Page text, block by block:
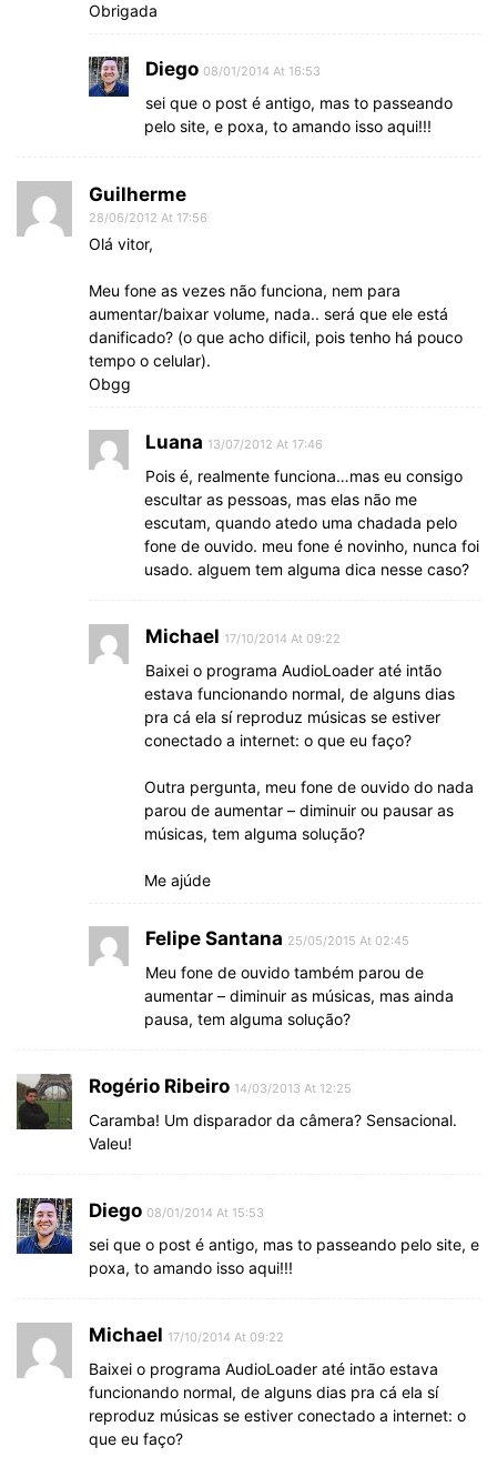
Obrigada
Diego 08/01/2014 At 16:53
sei que o post é antigo, mas to passeando
pelo site, e poxa, to amando isso aqui!!!
Guilherme
28/06/2012 At 17:56
Olá vitor,
Meu fone as vezes não funciona, nem para
aumentar/baixar volume, nada.. será que ele está
danificado? (o que acho dificil, pois tenho há pouco
tempo o celular).
Obgg
Luana 13/07/2012 At 17:46
Pois é, realmente funciona…mas eu consigo
escultar as pessoas, mas elas não me
escutam, quando atedo uma chadada pelo
fone de ouvido. meu fone é novinho, nunca foi
usado. alguem tem alguma dica nesse caso?
Michael 17/10/2014 At 09:22
Baixei o programa AudioLoader até intão
estava funcionando normal, de alguns dias
pra cá ela sí reproduz músicas se estiver
conectado a internet: o que eu faço?
Outra pergunta, meu fone de ouvido do nada
parou de aumentar – diminuir ou pausar as
músicas, tem alguma solução?
Me ajúde
Felipe Santana 25/05/2015 At 02:45
Meu fone de ouvido também parou de
aumentar – diminuir as músicas, mas ainda
pausa, tem alguma solução?
Rogério Ribeiro 14/03/2013 At 12:25
Caramba! Um disparador da câmera? Sensacional.
Valeu!
Diego 08/01/2014 At 15:53
sei que o post é antigo, mas to passeando pelo site, e
poxa, to amando isso aqui!!!
Michael 17/10/2014 At 09:22
Baixei o programa AudioLoader até intão estava
funcionando normal, de alguns dias pra cá ela sí
reproduz músicas se estiver conectado a internet: o
que eu faço?